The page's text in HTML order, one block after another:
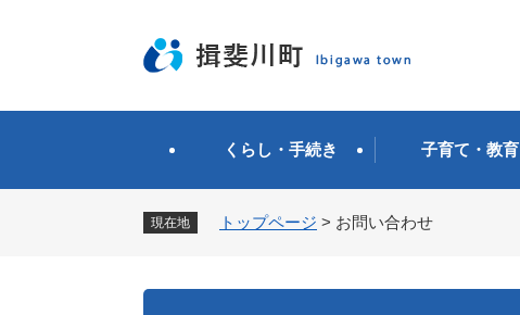
先
す
くらし・手続き 子育て・教育
現在地 トップページ > お問い合わせ